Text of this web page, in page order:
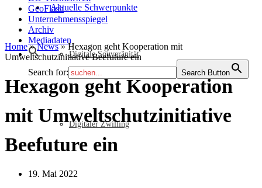
Aktuelle Schwerpunkte
Digitale Souveränität
Digitaler Zwilling
GeoFlash
Unternehmensspiegel
Archiv
Mediadaten
Search for: Search Button
Home»News»Hexagon geht Kooperation mit
Umweltschutzinitiative Beefuture ein
Hexagon geht Kooperation
mit Umweltschutzinitiative
Beefuture ein
19. Mai 2022